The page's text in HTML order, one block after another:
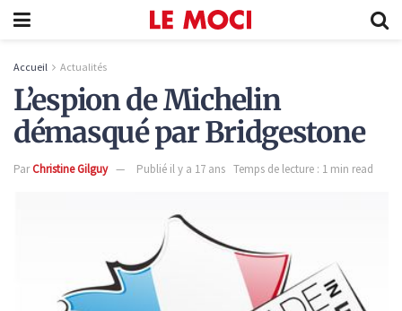
Accueil Actualités
L’espion de Michelin
démasqué par Bridgestone
ParChristine Gilguy Publié il y a 17 ans Temps de lecture : 1 min read